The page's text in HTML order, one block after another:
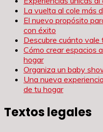
La vuelta al cole más
El nuevo propósito
con éxito
Descubre cuánto
Cómo crear espacios
hogar
Organiza un baby
Una nueva
de tu hogar
Textos legales